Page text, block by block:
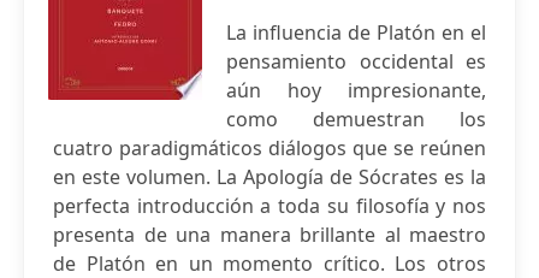
La influencia de Platón en el
pensamiento occidental es
aún hoy impresionante,
como demuestran los
cuatro paradigmáticos diálogos que se reúnen
en este volumen. La Apología de Sócrates es la
perfecta introducción a toda su filosofía y nos
presenta de una manera brillante al maestro
de Platón en un momento crítico. Los otros